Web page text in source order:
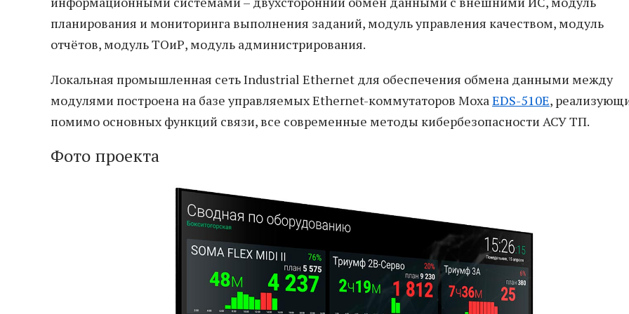
планирования и мониторинга выполнения заданий, модуль управления качеством, модуль
отчётов, модуль ТОиР, модуль администрирования.
Локальная промышленная сеть Industrial Ethernet для обеспечения обмена данными между
модулями построена на базе управляемых Ethernet-коммутаторов MoxaEDS-510E,
помимо основных функций связи, все современные методы кибербезопасности АСУ ТП.
Фото проекта